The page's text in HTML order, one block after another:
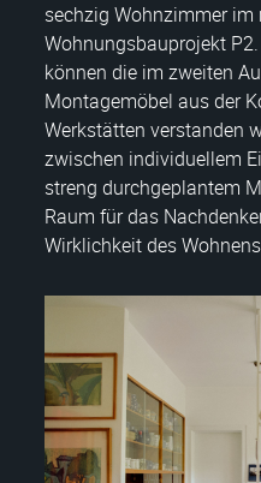
sechzig Wohnzimmer
Wohnungsbauprojekt P2.
können die im zweiten
Montagemöbel aus der
Werkstätten verstanden
zwischen individuellem
streng durchgeplantem
Raum für das
Wirklichkeit des